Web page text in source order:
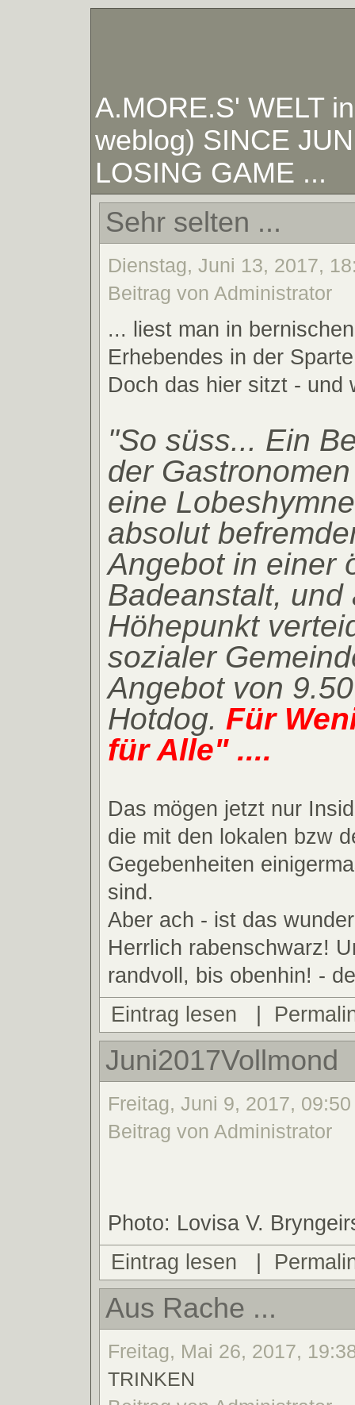
A.MORE.S' WELT
weblog) SINCE
LOSING GAME ...
Sehr selten ...
Dienstag, Juni 13, 2017,
Beitrag von Administrator
... liest man in
Erhebendes in der
Doch das hier sitzt - und
"So süss... Ein
der
eine
absolut
Angebot in einer
Badeanstalt, und
Höhepunkt
sozialer
Angebot von
Hotdog. Für
für Alle" ....
Das mögen jetzt nur
die mit den lokalen bzw
Gegebenheiten
sind.
Aber ach - ist das
Herrlich rabenschwarz!
randvoll, bis obenhin! -
Eintrag lesen
Juni2017Vollmond
Freitag, Juni 9, 2017,
Beitrag von Administrator
Photo: Lovisa V.
Eintrag lesen
Aus Rache ...
Freitag, Mai 26, 2017,
TRINKEN